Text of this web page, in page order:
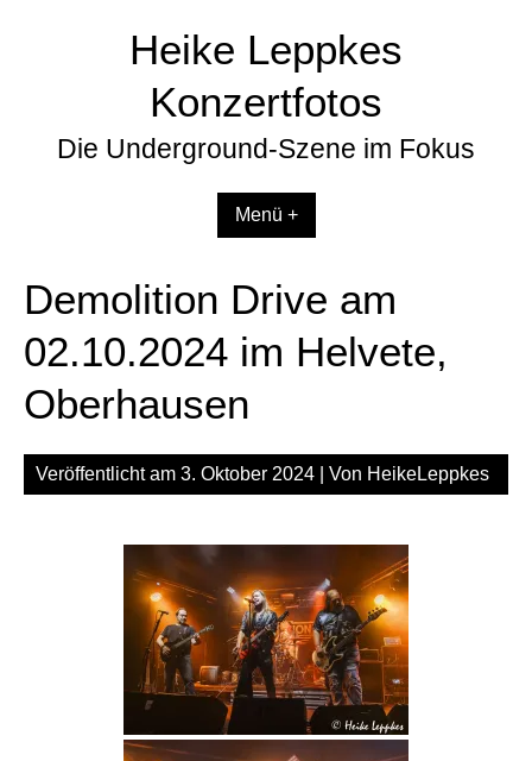
Heike Leppkes
Konzertfotos
Die Underground-Szene im Fokus
Menü +
Demolition Drive am
02.10.2024 im Helvete,
Oberhausen
Veröffentlicht am 3. Oktober 2024 | Von HeikeLeppkes